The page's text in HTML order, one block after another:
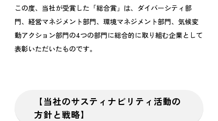
この度、当社が受賞した「総合賞」は、ダイバーシティ部
門、経営マネジメント部門、環境マネジメント部門、気候変
動アクション部門の4つの部門に総合的に取り組む企業として
表彰いただいたものです。
【当社のサスティナビリティ活動の
方針と戦略】